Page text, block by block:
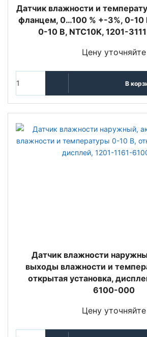
Датчик влажности и
фланцем, 0…100 % +-3%, 0-10
0-10 В, NTC10K, 1201-
Цену уточняйте
В
Датчик влажности
выходы влажности и
открытая установка,
6100-000
Цену уточняйте